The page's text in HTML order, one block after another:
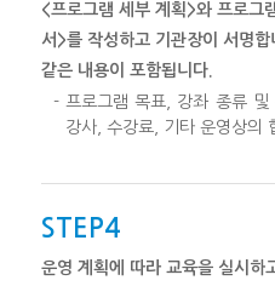
<프로그램 세부 계획>와 프로그
서>를 작성하고 기관장이 서명
같은 내용이 포함됩니다.
- 프로그램 목표, 강좌 종류
강사, 수강료, 기타 운영상의
STEP4
운영 계획에 따라 교육을 실시하